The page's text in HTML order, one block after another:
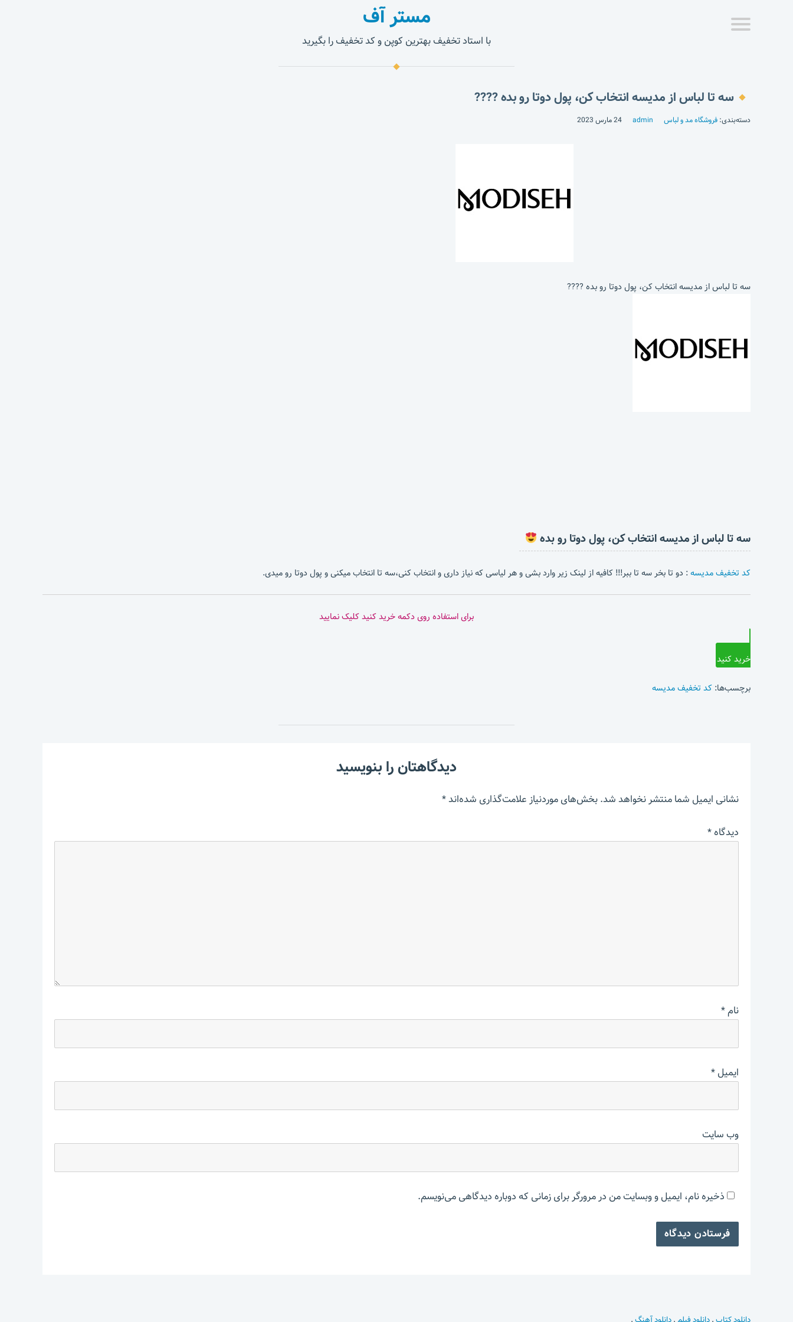
مستر آف
با استاد تخفیف بهترین کوپن و کد تخفیف را بگیرید
سه تا لباس از مدیسه انتخاب کن، پول دوتا رو بده ????
دسته‌بندی: فروشگاه مد و لباس admin 24 مارس 2023
سه تا لباس از مدیسه انتخاب کن، پول دوتا رو بده ????
سه تا لباس از مدیسه انتخاب کن، پول دوتا رو بده
کد تخفیف مدیسه: دو تا بخر سه تا ببر!!! کافیه از لینک زیر وارد بشی و هر لیاسی که نیاز داری و انتخاب کنی،سه تا انتخاب میکنی و پول دوتا رو میدی.
برای استفاده روی دکمه خرید کنید کلیک نمایید
خرید کنید
برچسب‌ها: کد تخفیف مدیسه
دیدگاهتان را بنویسید
نشانی ایمیل شما منتشر نخواهد شد.بخش‌های موردنیاز علامت‌گذاری شده‌اند*
دیدگاه*
نام*
ایمیل*
وب‌ سایت
ذخیره نام، ایمیل و وبسایت من در مرورگر برای زمانی که دوباره دیدگاهی می‌نویسم.
دانلود کتاب.دانلود فیلم .دانلود آهنگ.